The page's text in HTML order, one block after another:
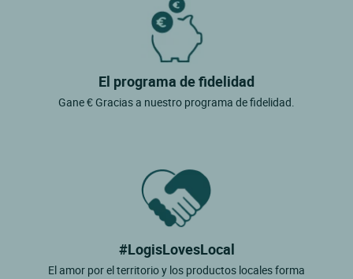
El programa de fidelidad
Gane € Gracias a nuestro programa de fidelidad.
#LogisLovesLocal
El amor por el territorio y los productos locales forma